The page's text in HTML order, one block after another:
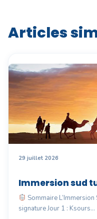
Articles
29 juillet 2026
Immersion sud
Sommaire
signature Jour 1 : Ksours…